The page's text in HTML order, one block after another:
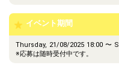
話そう
ファン
イベント期間
Thursday, 21/08/2025 18:00 〜
※応募は随時受付中です。